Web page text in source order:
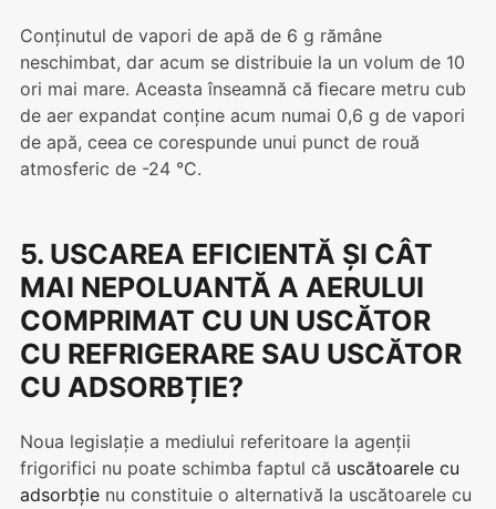
Conținutul de vapori de apă de 6 g rămâne
neschimbat, dar acum se distribuie la un volum de 10
ori mai mare. Aceasta înseamnă că ﬁecare metru cub
de aer expandat conține acum numai 0,6 g de vapori
de apă, ceea ce corespunde unui punct de rouă
atmosferic de -24 °C.
5. USCAREA EFICIENTĂ ȘI CÂT
MAI NEPOLUANTĂ A AERULUI
COMPRIMAT CU UN USCĂTOR
CU REFRIGERARE SAU USCĂTOR
CU ADSORBȚIE?
Noua legislație a mediului referitoare la agenții
frigorifici nu poate schimba faptul că uscătoarele cu
adsorbție nu constituie o alternativă la uscătoarele cu